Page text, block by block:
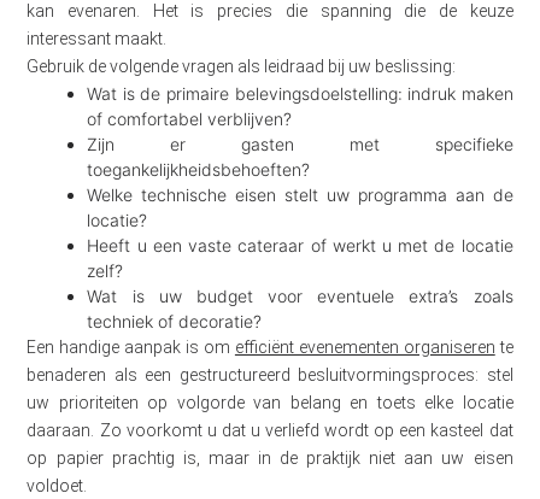
kan evenaren. Het is precies die spanning die de keuze
interessant maakt.
Gebruik de volgende vragen als leidraad bij uw beslissing:
Wat is de primaire belevingsdoelstelling: indruk maken
of comfortabel verblijven?
Zijn er gasten met specifieke
toegankelijkheidsbehoeften?
Welke technische eisen stelt uw programma aan de
locatie?
Heeft u een vaste cateraar of werkt u met de locatie
zelf?
Wat is uw budget voor eventuele extra’s zoals
techniek of decoratie?
Een handige aanpak is om efficiënt evenementen organiseren te
benaderen als een gestructureerd besluitvormingsproces: stel
uw prioriteiten op volgorde van belang en toets elke locatie
daaraan. Zo voorkomt u dat u verliefd wordt op een kasteel dat
op papier prachtig is, maar in de praktijk niet aan uw eisen
voldoet.